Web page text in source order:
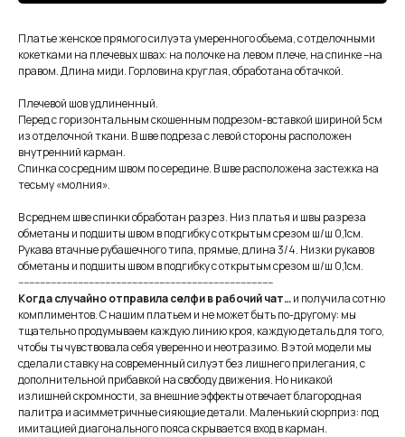
Платье женское прямого силуэта умеренного объема, с отделочными
кокетками на плечевых швах: на полочке на левом плече, на спинке –на
правом. Длина миди. Горловина круглая, обработана обтачкой.
Плечевой шов удлиненный.
Перед с горизонтальным скошенным подрезом-вставкой шириной 5см
из отделочной ткани. В шве подреза с левой стороны расположен
внутренний карман.
Спинка со средним швом по середине. В шве расположена застежка на
тесьму «молния».
В среднем шве спинки обработан разрез. Низ платья и швы разреза
обметаны и подшиты швом в подгибку с открытым срезом ш/ш 0,1см.
Рукава втачные рубашечного типа, прямые, длина 3/4. Низки рукавов
обметаны и подшиты швом в подгибку с открытым срезом ш/ш 0,1см.
----------------------------------------------------------------------------------------------
Когда случайно отправила селфи в рабочий чат…и получила сотню
комплиментов. С нашим платьем и не может быть по-другому: мы
тщательно продумываем каждую линию кроя, каждую деталь для того,
чтобы ты чувствовала себя уверенно и неотразимо. В этой модели мы
сделали ставку на современный силуэт без лишнего прилегания, с
дополнительной прибавкой на свободу движения. Но никакой
излишней скромности, за внешние эффекты отвечает благородная
палитра и асимметричные сияющие детали. Маленький сюрприз: под
имитацией диагонального пояса скрывается вход в карман.